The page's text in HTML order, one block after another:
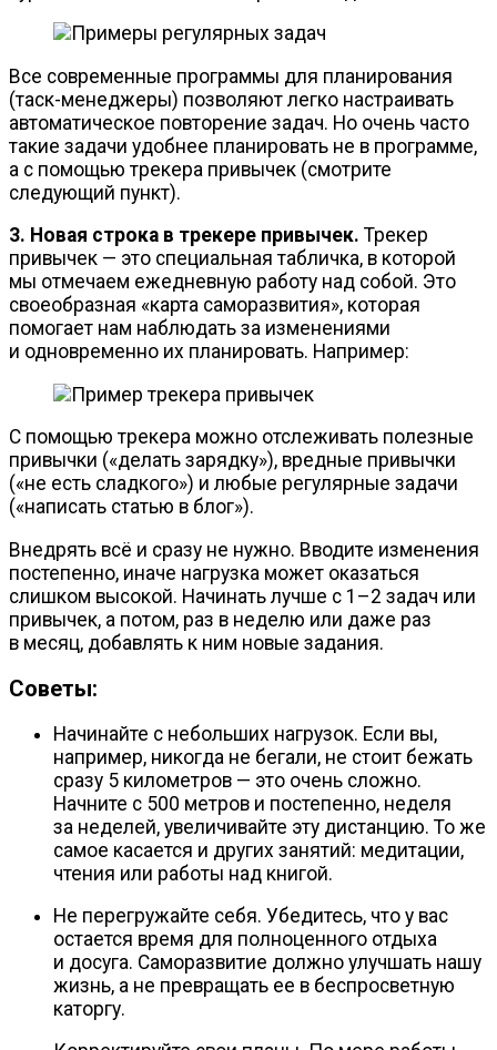
Все современные программы для планирования
(таск-менеджеры) позволяют легко настраивать
автоматическое повторение задач. Но очень часто
такие задачи удобнее планировать не в программе,
а с помощью трекера привычек (смотрите
следующий пункт).
3. Новая строка в трекере привычек. Трекер
привычек — это специальная табличка, в которой
мы отмечаем ежедневную работу над собой. Это
своеобразная «карта саморазвития», которая
помогает нам наблюдать за изменениями
и одновременно их планировать. Например:
С помощью трекера можно отслеживать полезные
привычки («делать зарядку»), вредные привычки
(«не есть сладкого») и любые регулярные задачи
(«написать статью в блог»).
Внедрять всё и сразу не нужно. Вводите изменения
постепенно, иначе нагрузка может оказаться
слишком высокой. Начинать лучше с 1–2 задач или
привычек, а потом, раз в неделю или даже раз
в месяц, добавлять к ним новые задания.
Советы:
Начинайте с небольших нагрузок. Если вы,
например, никогда не бегали, не стоит бежать
сразу 5 километров — это очень сложно.
Начните с 500 метров и постепенно, неделя
за неделей, увеличивайте эту дистанцию. То же
самое касается и других занятий: медитации,
чтения или работы над книгой.
Не перегружайте себя. Убедитесь, что у вас
остается время для полноценного отдыха
и досуга. Саморазвитие должно улучшать нашу
жизнь, а не превращать ее в беспросветную
каторгу.